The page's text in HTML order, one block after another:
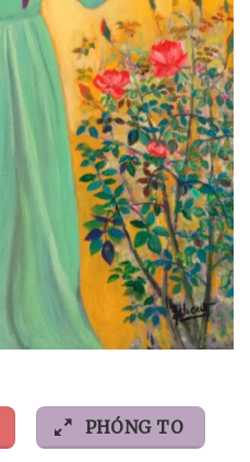
PHÓNG TO